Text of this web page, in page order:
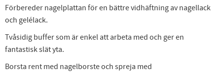
Förbereder nagelplattan för en bättre vidhäftning av nagellack
och gelélack.
Tvåsidig buffer som är enkel att arbeta med och ger en
fantastisk slät yta.
Borsta rent med nagelborste och spreja med
FÅ 10% PÅ DIN NÄSTA BESTÄLLNING!
Anmäl dig till nyhetsbrev och få 10% rabatt på din nästa
beställning. Passa på att få exclusiva erbjudanden och
skönhetsinspiration direkt till din inkorg.